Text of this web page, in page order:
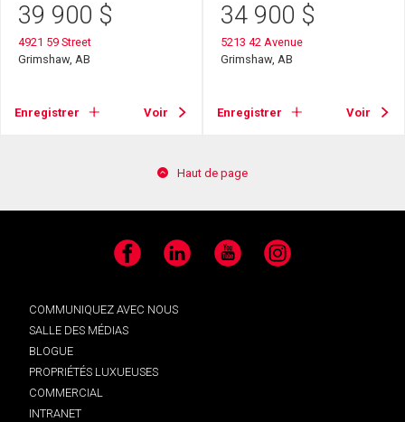
39 900 $
4921 59 Street
Grimshaw, AB
Enregistrer Voir
34 900 $
5213 42 Avenue
Grimshaw, AB
Enregistrer Voir
Haut de page
Facebook LinkedIn YouTube Instagram
COMMUNIQUEZ AVEC NOUS
SALLE DES MÉDIAS
BLOGUE
PROPRIÉTÉS LUXUEUSES
COMMERCIAL
INTRANET